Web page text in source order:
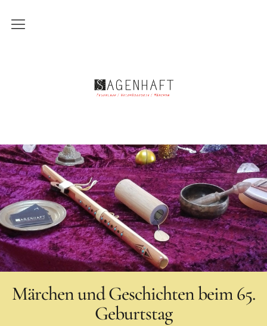
Märchen
Ort und Zeit
Alles hat seinen Preis
Der Erzähler
Feuerlauf
Feuerlauf
Faszination und Wirkung
Feuerlauf-Seminar
Angebot und Preise
Märchen und Geschichten beim 65.
Geburtstag